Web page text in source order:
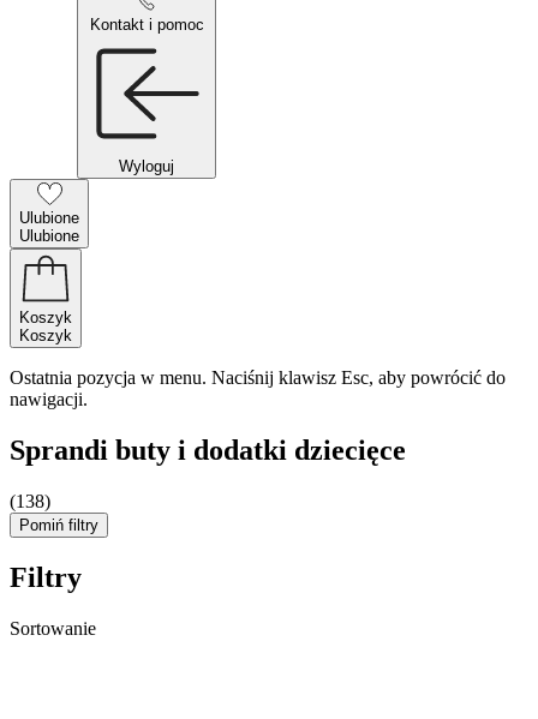
Kontakt i pomoc
Wyloguj
Ulubione
Ulubione
Koszyk
Koszyk
Ostatnia pozycja w menu. Naciśnij klawisz Esc, aby powrócić do
nawigacji.
Sprandi buty i dodatki dziecięce
(138)
Pomiń filtry
Filtry
Sortowanie